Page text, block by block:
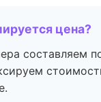
цена?
составляем